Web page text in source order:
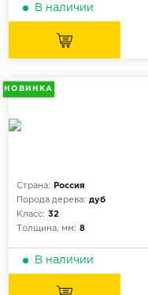
В наличии
НОВИНКА
Страна:
Россия
Порода дерева: дуб
Класс: 32
Толщина, мм: 8
В наличии